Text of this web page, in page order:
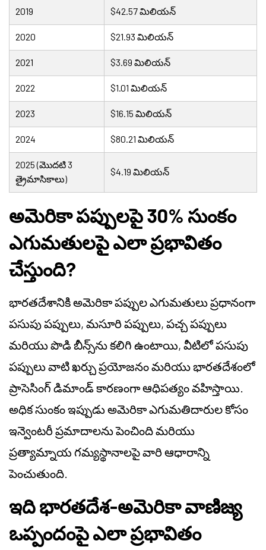
2019 $42.57 మిలియన్
2020 $21.93 మిలియన్
2021 $3.69 మిలియన్
2022 $1.01 మిలియన్
2023 $16.15 మిలియన్
2024 $80.21 మిలియన్
2025 (మొదటి 3
త్రైమాసికాలు)
$4.19 మిలియన్
అమెరికా పప్పులపై 30% సుంకం
ఎగుమతులపై ఎలా ప్రభావితం
చేస్తుంది?
భారతదేశానికి అమెరికా పప్పుల ఎగుమతులు ప్రధానంగా
పసుపు పప్పులు, మసూరి పప్పులు, పచ్చ పప్పులు
మరియు పొడి బీన్స్‌ను కలిగి ఉంటాయి, వీటిలో పసుపు
పప్పులు వాటి ఖర్చు ప్రయోజనం మరియు భారతదేశంలో
ప్రాసెసింగ్ డిమాండ్ కారణంగా ఆధిపత్యం వహిస్తాయి.
అధిక సుంకం ఇప్పుడు అమెరికా ఎగుమతిదారుల కోసం
ఇన్వెంటరీ ప్రమాదాలను పెంచింది మరియు
ప్రత్యామ్నాయ గమ్యస్థానాలపై వారి ఆధారాన్ని
పెంచుతుంది.
ఇది భారతదేశ-అమెరికా వాణిజ్య
ఒప్పందంపై ఎలా ప్రభావితం